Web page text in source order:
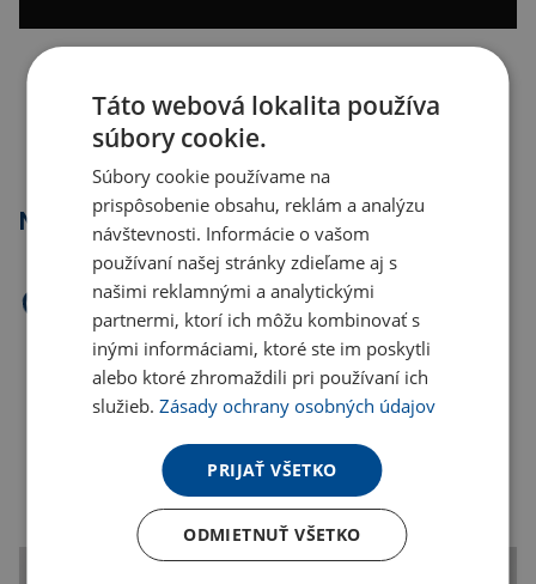
Najpredávanejšie
Táto webová lokalita používa
súbory cookie.
Súbory cookie používame na
prispôsobenie obsahu, reklám a analýzu
návštevnosti. Informácie o vašom
používaní našej stránky zdieľame aj s
našimi reklamnými a analytickými
partnermi, ktorí ich môžu kombinovať s
inými informáciami, ktoré ste im poskytli
alebo ktoré zhromaždili pri používaní ich
služieb.Zásady ochrany osobných údajov
PRIJAŤ VŠETKO
ODMIETNUŤ VŠETKO